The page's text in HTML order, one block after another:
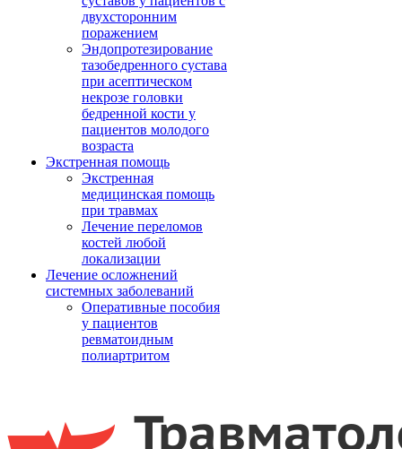
двухсторонним
поражением
Эндопротезирование
тазобедренного сустава
при асептическом
некрозе головки
бедренной кости у
пациентов молодого
возраста
Экстренная помощь
Экстренная
медицинская помощь
при травмах
Лечение переломов
костей любой
локализации
Лечение осложнений
системных заболеваний
Оперативные пособия
у пациентов
ревматоидным
полиартритом